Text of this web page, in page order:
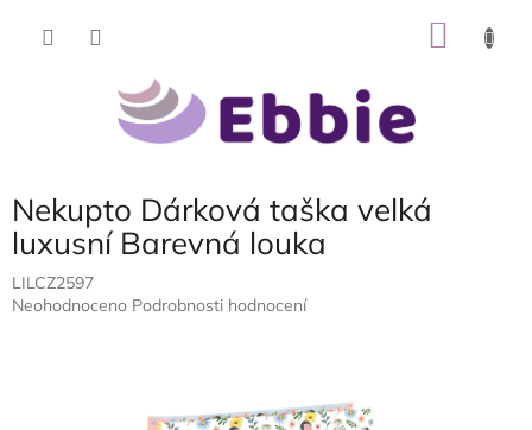
Nekupto Dárková taška velká
luxusní Barevná louka
LILCZ2597
Průměrné
Neohodnoceno Podrobnosti hodnocení